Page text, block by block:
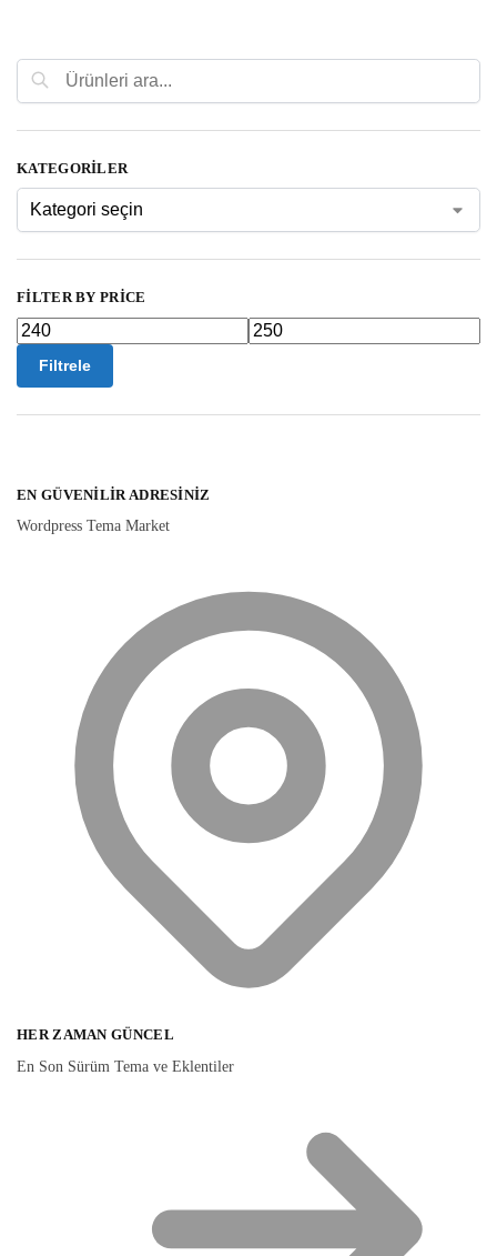
KATEGORILER
FILTER BY PRICE
Filtrele
EN GÜVENILIR ADRESINIZ
Wordpress Tema Market
HER ZAMAN GÜNCEL
En Son Sürüm Tema ve Eklentiler